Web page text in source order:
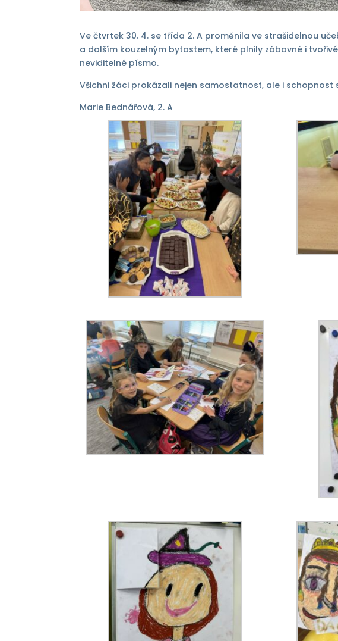
Ve čtvrtek 30. 4. se třída 2. A proměnila ve strašidelnou
a dalším kouzelným bytostem, které plnily zábavné i
neviditelné písmo.
Všichni žáci prokázali nejen samostatnost, ale i
Marie Bednářová, 2. A